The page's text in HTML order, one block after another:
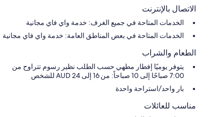
الاتصال بالإنترنت
الخدمات المتاحة في جميع الغرف: خدمة واي فاي مجانية
الخدمات المتاحة في بعض المناطق العامة: خدمة واي فاي مجانية
الطعام والشراب
يتوفر يوميًا إفطار مطهي حسب الطلب نظير رسوم تتراوح من
7:00 صباحًا إلى 10 صباحاً: من 16 إلى 24 AUD للشخص
بار واحد/استراحة واحدة
مناسب للعائلات